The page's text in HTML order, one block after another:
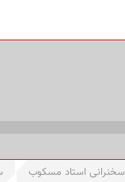
سخنرانی استاد مسکوب